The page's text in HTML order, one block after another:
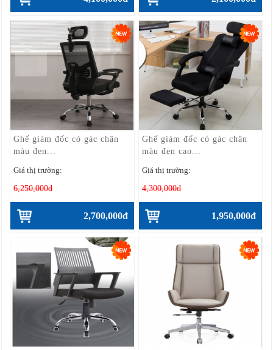
Ghế giám đốc có gác chân
màu đen...
Giá thị trường:
6,250,000đ
2,700,000đ
Ghế giám đốc có gác chân
màu đen cao...
Giá thị trường:
4,300,000đ
1,950,000đ